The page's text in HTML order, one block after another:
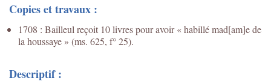
Copies et travaux :
1708 : Bailleul reçoit 10 livres pour avoir « habillé mad[am]e de
la houssaye » (ms. 625, f° 25).
Descriptif :